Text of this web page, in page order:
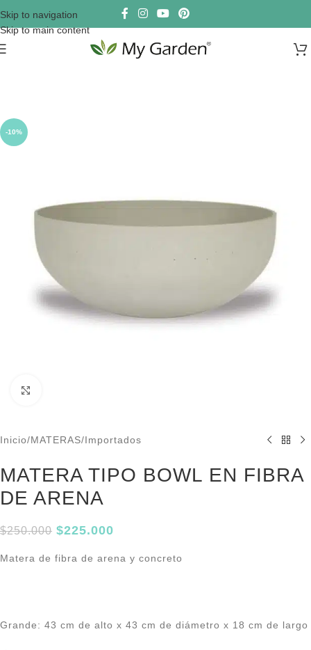
Skip to navigation
Skip to main content
-10%
Inicio/MATERAS/Importados
MATERA TIPO BOWL EN FIBRA
DE ARENA
$250.000 $225.000
Matera de fibra de arena y concreto
Grande: 43 cm de alto x 43 cm de diámetro x 18 cm de largo